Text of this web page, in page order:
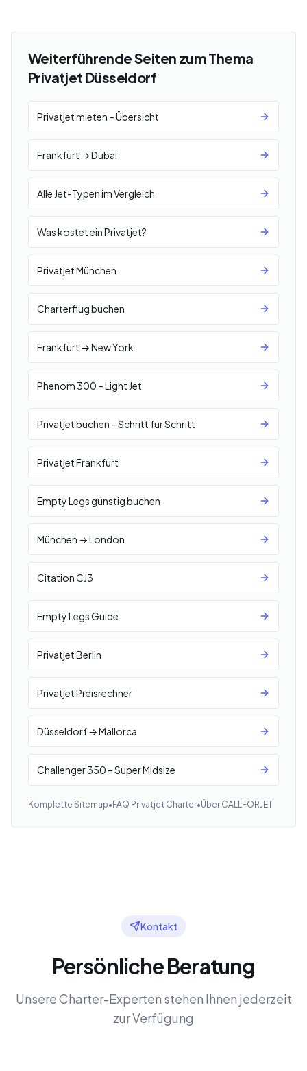
Weiterführende Seiten zum Thema
Privatjet Düsseldorf
Privatjet mieten – Übersicht
Frankfurt → Dubai
Alle Jet-Typen im Vergleich
Was kostet ein Privatjet?
Privatjet München
Charterflug buchen
Frankfurt → New York
Phenom 300 – Light Jet
Privatjet buchen – Schritt für Schritt
Privatjet Frankfurt
Empty Legs günstig buchen
München → London
Citation CJ3
Empty Legs Guide
Privatjet Berlin
Privatjet Preisrechner
Düsseldorf → Mallorca
Challenger 350 – Super Midsize
Komplette Sitemap• FAQ Privatjet Charter•Über CALLFORJET
Kontakt
Persönliche Beratung
Unsere Charter-Experten stehen Ihnen jederzeit
zur Verfügung